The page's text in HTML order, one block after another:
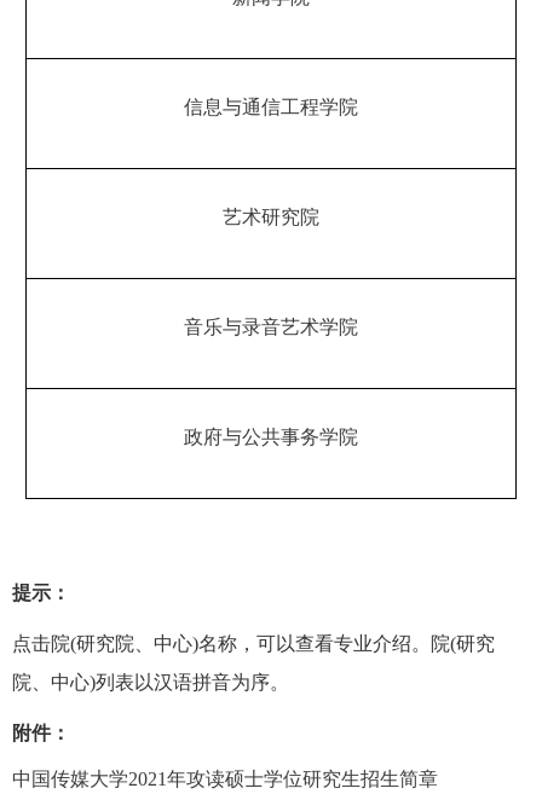
信息与通信工程学院
艺术研究院
音乐与录音艺术学院
政府与公共事务学院
提示：
点击院(研究院、中心)名称，可以查看专业介绍。院(研究
院、中心)列表以汉语拼音为序。
附件：
中国传媒大学2021年攻读硕士学位研究生招生简章